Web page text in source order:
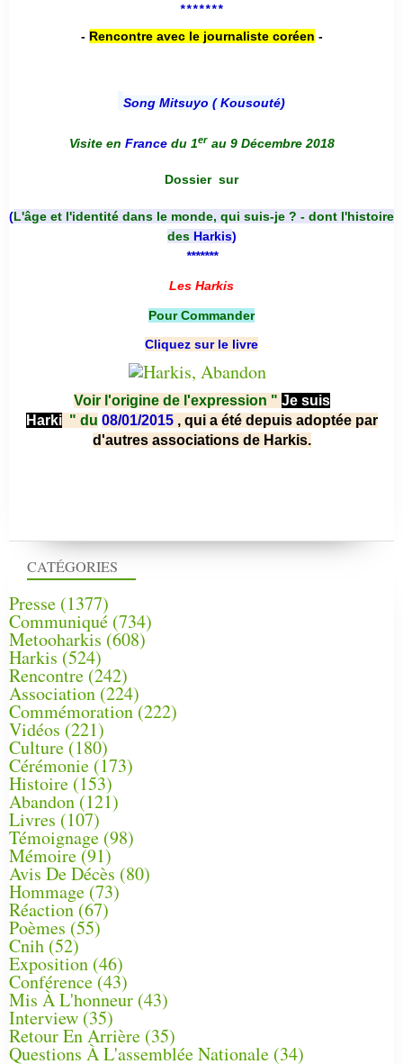
CATÉGORIES
Presse (1377)
Communiqué (734)
Metooharkis (608)
Harkis (524)
Rencontre (242)
Association (224)
Commémoration(222)
Vidéos (221)
Culture(180)
Cérémonie (173)
Histoire (153)
Abandon(121)
Livres (107)
Témoignage (98)
Mémoire (91)
Avis De Décès (80)
Hommage (73)
Réaction(67)
Poèmes (55)
Cnih (52)
Exposition (46)
Conférence(43)
Mis À L'honneur (43)
Interview (35)
Retour En Arrière (35)
Questions À L'assemblée Nationale (34)
*******
- Rencontre avec le journaliste coréen -
Song Mitsuyo ( Kousouté)
Visite en France du 1er au 9 Décembre 2018
Dossier sur
(L'âge et l'identité dans le monde, qui suis-je ? - dont l'histoire
des Harkis)
*******
Les Harkis
Pour Commander
Cliquez sur le livre
Voir l'origine de l'expression " Je suis
Harki " du 08/01/2015 , qui a été depuis adoptée par
d'autres associations de Harkis.